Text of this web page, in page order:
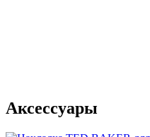
Аксессуары